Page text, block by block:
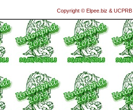
Copyright © Elpee.biz &